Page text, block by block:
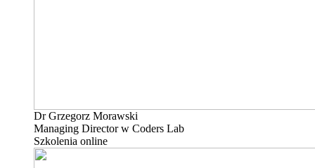
Dr Grzegorz Morawski
Managing Director w Coders Lab
Szkolenia online